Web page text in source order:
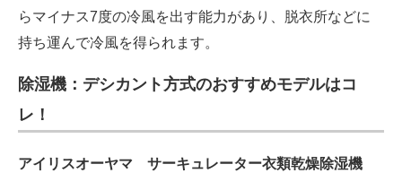
らマイナス7度の冷風を出す能力があり、脱衣所などに
持ち運んで冷風を得られます。
除湿機：デシカント方式のおすすめモデルはコ
レ！
アイリスオーヤマ サーキュレーター衣類乾燥除湿機